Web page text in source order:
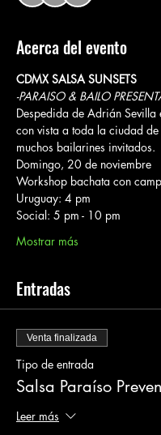
Acerca del evento
CDMX SALSA SUNSETS
-PARAISO & BAILO
Despedida de Adrián Sevilla
con vista a toda la ciudad
muchos bailarines invitados.
Domingo, 20 de noviembre
Workshop bachata con
Uruguay: 4 pm
Social: 5 pm - 10 pm
Mostrar más
Entradas
Venta finalizada
Tipo de entrada
Salsa Paraíso
Leer más